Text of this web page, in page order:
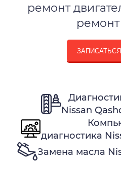
ремонт
Nissan
диагностика
Замена масла